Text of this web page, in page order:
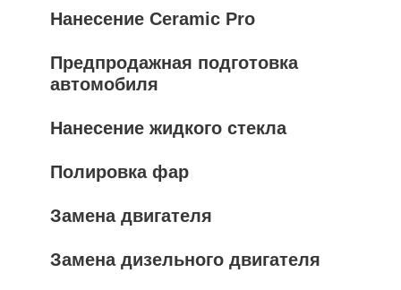
Нанесение Ceramic Pro
Предпродажная подготовка
автомобиля
Нанесение жидкого стекла
Полировка фар
Замена двигателя
Замена дизельного двигателя